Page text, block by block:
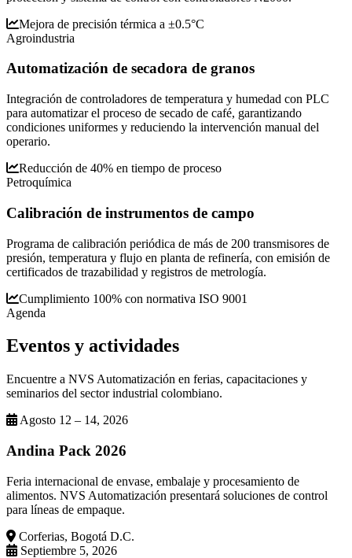
Mejora de precisión térmica a ±0.5°C
Agroindustria
Automatización de secadora de granos
Integración de controladores de temperatura y humedad con PLC
para automatizar el proceso de secado de café, garantizando
condiciones uniformes y reduciendo la intervención manual del
operario.
Reducción de 40% en tiempo de proceso
Petroquímica
Calibración de instrumentos de campo
Programa de calibración periódica de más de 200 transmisores de
presión, temperatura y flujo en planta de refinería, con emisión de
certificados de trazabilidad y registros de metrología.
Cumplimiento 100% con normativa ISO 9001
Agenda
Eventos y actividades
Encuentre a NVS Automatización en ferias, capacitaciones y
seminarios del sector industrial colombiano.
Agosto 12 – 14, 2026
Andina Pack 2026
Feria internacional de envase, embalaje y procesamiento de
alimentos. NVS Automatización presentará soluciones de control
para líneas de empaque.
Corferias, Bogotá D.C.
Septiembre 5, 2026